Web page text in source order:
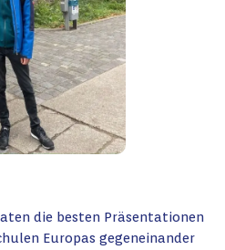
die besten Präsentationen
Europas gegeneinander